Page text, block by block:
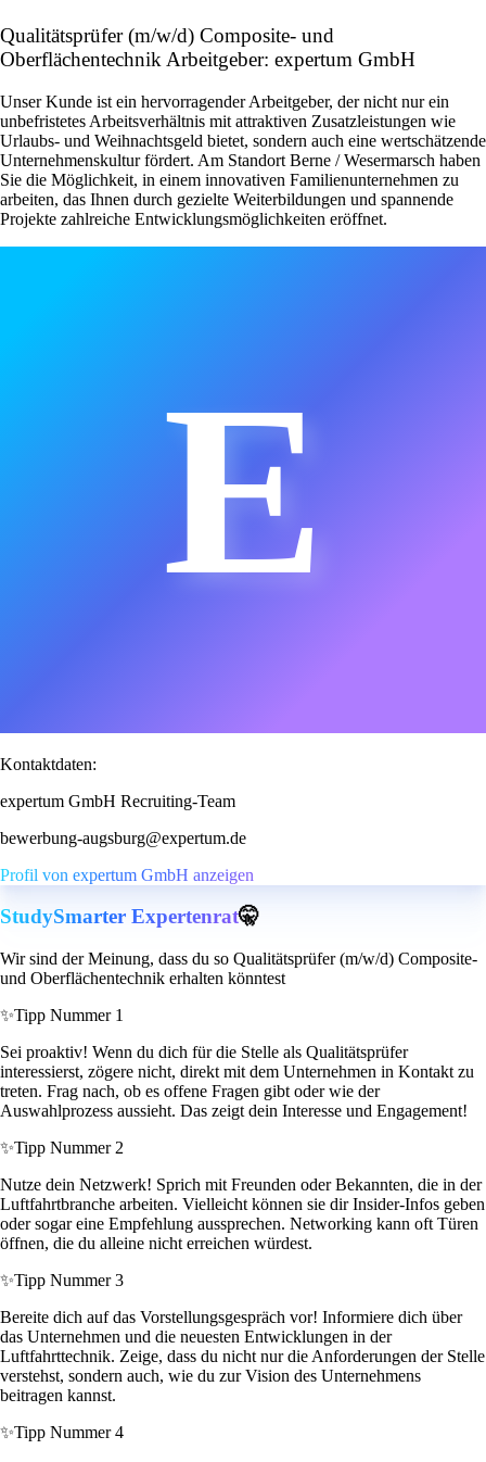
Qualitätsprüfer (m/w/d) Composite- und
Oberflächentechnik Arbeitgeber: expertum GmbH
Unser Kunde ist ein hervorragender Arbeitgeber, der nicht nur ein
unbefristetes Arbeitsverhältnis mit attraktiven Zusatzleistungen wie
Urlaubs- und Weihnachtsgeld bietet, sondern auch eine wertschätzende
Unternehmenskultur fördert. Am Standort Berne / Wesermarsch haben
Sie die Möglichkeit, in einem innovativen Familienunternehmen zu
arbeiten, das Ihnen durch gezielte Weiterbildungen und spannende
Projekte zahlreiche Entwicklungsmöglichkeiten eröffnet.
E
Kontaktdaten:
expertum GmbH Recruiting-Team
bewerbung-augsburg@expertum.de
Profil von expertum GmbH anzeigen
StudySmarter Expertenrat🤫
Wir sind der Meinung, dass du so Qualitätsprüfer (m/w/d) Composite-
und Oberflächentechnik erhalten könntest
✨Tipp Nummer 1
Sei proaktiv! Wenn du dich für die Stelle als Qualitätsprüfer
interessierst, zögere nicht, direkt mit dem Unternehmen in Kontakt zu
treten. Frag nach, ob es offene Fragen gibt oder wie der
Auswahlprozess aussieht. Das zeigt dein Interesse und Engagement!
✨Tipp Nummer 2
Nutze dein Netzwerk! Sprich mit Freunden oder Bekannten, die in der
Luftfahrtbranche arbeiten. Vielleicht können sie dir Insider-Infos geben
oder sogar eine Empfehlung aussprechen. Networking kann oft Türen
öffnen, die du alleine nicht erreichen würdest.
✨Tipp Nummer 3
Bereite dich auf das Vorstellungsgespräch vor! Informiere dich über
das Unternehmen und die neuesten Entwicklungen in der
Luftfahrttechnik. Zeige, dass du nicht nur die Anforderungen der Stelle
verstehst, sondern auch, wie du zur Vision des Unternehmens
beitragen kannst.
✨Tipp Nummer 4